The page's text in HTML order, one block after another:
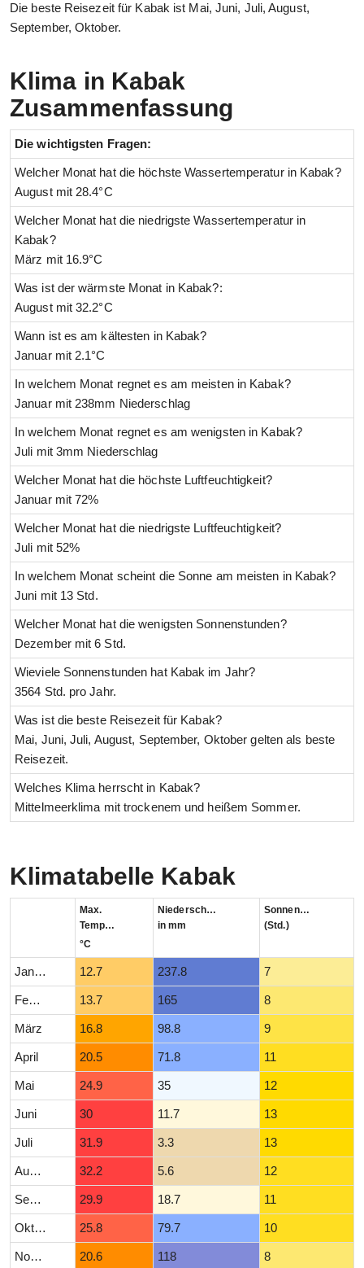
Die beste Reisezeit für Kabak ist Mai, Juni, Juli, August,
September, Oktober.
Klima in Kabak
Zusammenfassung
Die wichtigsten Fragen:
Welcher Monat hat die höchste Wassertemperatur in Kabak?
August mit 28.4°C
Welcher Monat hat die niedrigste Wassertemperatur in
Kabak?
März mit 16.9°C
Was ist der wärmste Monat in Kabak?:
August mit 32.2°C
Wann ist es am kältesten in Kabak?
Januar mit 2.1°C
In welchem Monat regnet es am meisten in Kabak?
Januar mit 238mm Niederschlag
In welchem Monat regnet es am wenigsten in Kabak?
Juli mit 3mm Niederschlag
Welcher Monat hat die höchste Luftfeuchtigkeit?
Januar mit 72%
Welcher Monat hat die niedrigste Luftfeuchtigkeit?
Juli mit 52%
In welchem Monat scheint die Sonne am meisten in Kabak?
Juni mit 13 Std.
Welcher Monat hat die wenigsten Sonnenstunden?
Dezember mit 6 Std.
Wieviele Sonnenstunden hat Kabak im Jahr?
3564 Std. pro Jahr.
Was ist die beste Reisezeit für Kabak?
Mai, Juni, Juli, August, September, Oktober gelten als beste
Reisezeit.
Welches Klima herrscht in Kabak?
Mittelmeerklima mit trockenem und heißem Sommer.
Klimatabelle Kabak
Max.
Temperatur
°C
Niederschlag
in mm
Sonnenstunden
(Std.)
Januar 12.7 237.8 7
Februar 13.7 165 8
März 16.8 98.8 9
April 20.5 71.8 11
Mai 24.9 35 12
Juni 30 11.7 13
Juli 31.9 3.3 13
August 32.2 5.6 12
September 29.9 18.7 11
Oktober 25.8 79.7 10
November 20.6 118 8